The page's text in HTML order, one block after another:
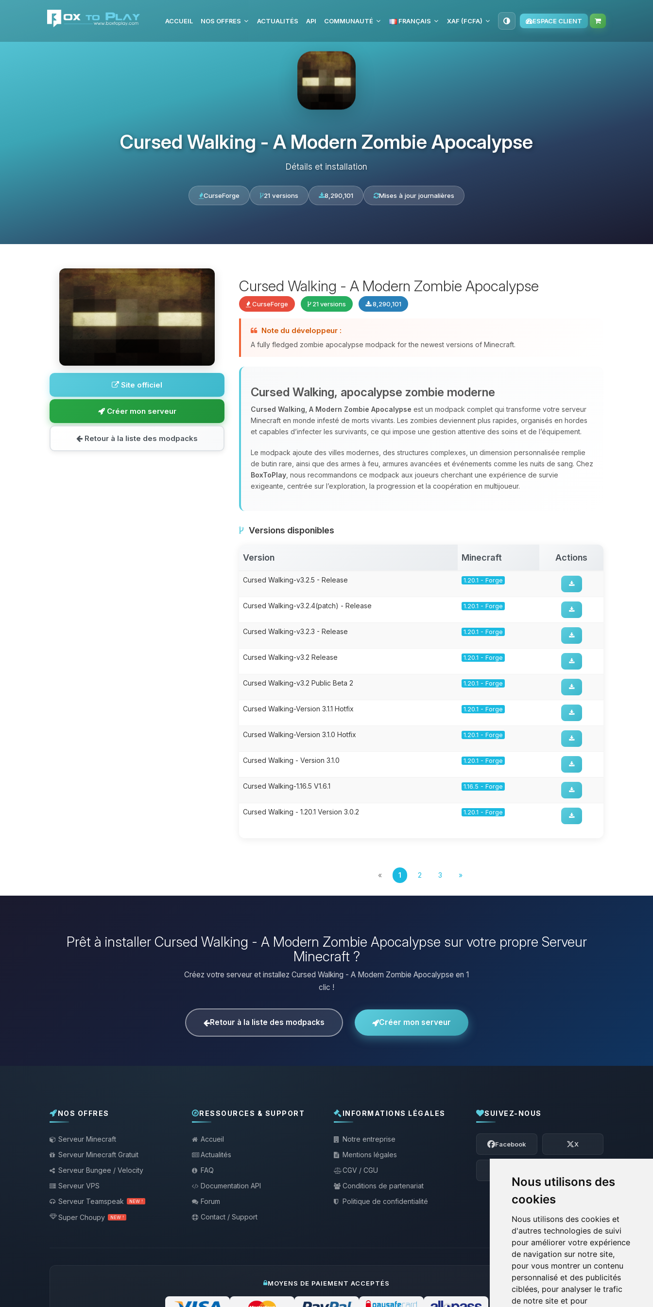
Nous utilisons des
cookies
Nous utilisons des cookies et
d'autres technologies de suivi
pour améliorer votre expérience
de navigation sur notre site,
pour vous montrer un contenu
personnalisé et des publicités
ciblées, pour analyser le trafic
de notre site et pour
ACCUEIL NOS OFFRES ACTUALITÉS API COMMUNAUTÉ FRANÇAIS XAF (FCFA) ESPACE CLIENT
Cursed Walking - A Modern Zombie Apocalypse
Détails et installation
CurseForge 21 versions 8,290,101 Mises à jour journalières
Site officiel
Créer mon serveur
Retour à la liste des modpacks
Cursed Walking - A Modern Zombie Apocalypse
CurseForge 21 versions 8,290,101
Note du développeur :
A fully fledged zombie apocalypse modpack for the newest versions of Minecraft.
Cursed Walking, apocalypse zombie moderne
Cursed Walking, A Modern Zombie Apocalypse est un modpack complet qui transforme votre serveur
Minecraft en monde infesté de morts vivants. Les zombies deviennent plus rapides, organisés en hordes
et capables d’infecter les survivants, ce qui impose une gestion attentive des soins et de l’équipement.
Le modpack ajoute des villes modernes, des structures complexes, un dimension personnalisée remplie
de butin rare, ainsi que des armes à feu, armures avancées et événements comme les nuits de sang. Chez
BoxToPlay , nous recommandons ce modpack aux joueurs cherchant une expérience de survie
exigeante, centrée sur l’exploration, la progression et la coopération en multijoueur.
Versions disponibles
Version Minecraft Actions
Cursed Walking-v3.2.5 - Release 1.20.1 - Forge
Cursed Walking-v3.2.4(patch) - Release 1.20.1 - Forge
Cursed Walking-v3.2.3 - Release 1.20.1 - Forge
Cursed Walking-v3.2 Release 1.20.1 - Forge
Cursed Walking-v3.2 Public Beta 2 1.20.1 - Forge
Cursed Walking-Version 3.1.1 Hotfix 1.20.1 - Forge
Cursed Walking-Version 3.1.0 Hotfix 1.20.1 - Forge
Cursed Walking - Version 3.1.0 1.20.1 - Forge
Cursed Walking-1.16.5 V1.6.1 1.16.5 - Forge
Cursed Walking - 1.20.1 Version 3.0.2 1.20.1 - Forge
« 1 2 3 »
Prêt à installer Cursed Walking - A Modern Zombie Apocalypse sur votre propre Serveur
Minecraft ?
Créez votre serveur et installez Cursed Walking - A Modern Zombie Apocalypse en 1
clic !
Retour à la liste des modpacks Créer mon serveur
NOS OFFRES
Serveur Minecraft
Serveur Minecraft Gratuit
Serveur Bungee / Velocity
Serveur VPS
Serveur Teamspeak
NEW !
Super Choupy NEW !
RESSOURCES & SUPPORT
Accueil
Actualités
FAQ
Documentation API
Forum
Contact / Support
INFORMATIONS LÉGALES
Notre entreprise
Mentions légales
CGV / CGU
Conditions de partenariat
Politique de confidentialité
SUIVEZ-NOUS
Facebook X
MOYENS DE PAIEMENT ACCEPTÉS
Youpi, enfin quelqu’un pour me parler !
Moi c’est Choupy, ton petit assistant
BoxToPlay. Dis-moi ce dont tu as besoin
et je vais remuer mes petits circuits
06/08/2026 à 16:10